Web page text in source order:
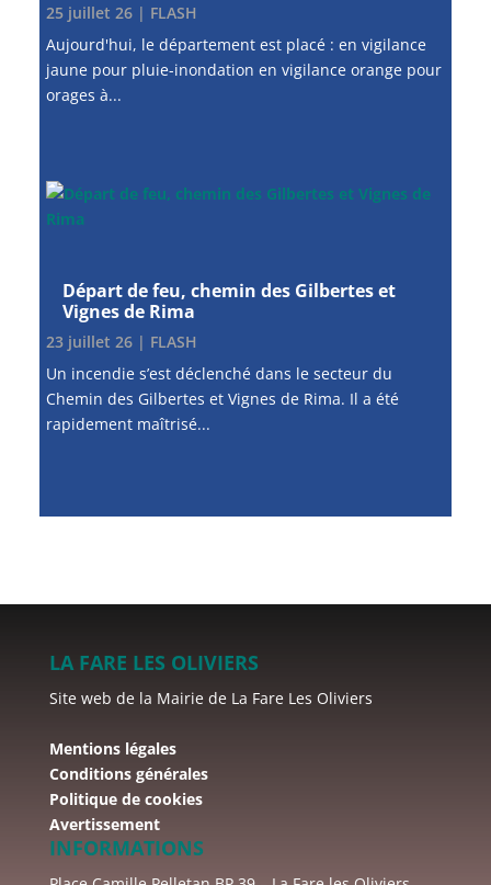
25 juillet 26| FLASH
Aujourd'hui, le département est placé : en vigilance
jaune pour pluie-inondation en vigilance orange pour
orages à...
Départ de feu, chemin des Gilbertes et
Vignes de Rima
23 juillet 26| FLASH
Un incendie s’est déclenché dans le secteur du
Chemin des Gilbertes et Vignes de Rima. Il a été
rapidement maîtrisé...
LA FARE LES OLIVIERS
Site web de la Mairie de La Fare Les Oliviers
Mentions légales
Conditions générales
Politique de cookies
Avertissement
INFORMATIONS